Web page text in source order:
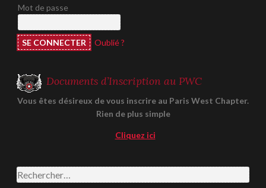
Mot de passe
Oublié ?
Documents d’Inscription au PWC
Vous êtes désireux de vous inscrire au Paris West Chapter.
Rien de plus simple
Cliquez ici
Rechercher :